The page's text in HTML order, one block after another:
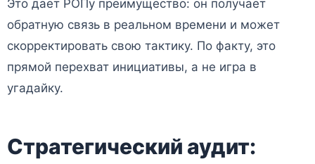
Это дает РОПу преимущество: он получает
обратную связь в реальном времени и может
скорректировать свою тактику. По факту, это
прямой перехват инициативы, а не игра в
угадайку.
Стратегический аудит: